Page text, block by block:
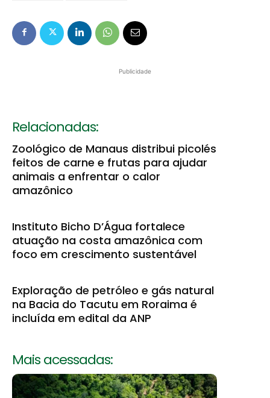
Publicidade
Relacionadas:
Zoológico de Manaus distribui picolés
feitos de carne e frutas para ajudar
animais a enfrentar o calor
amazônico
Instituto Bicho D’Água fortalece
atuação na costa amazônica com
foco em crescimento sustentável
Exploração de petróleo e gás natural
na Bacia do Tacutu em Roraima é
incluída em edital da ANP
Mais acessadas: